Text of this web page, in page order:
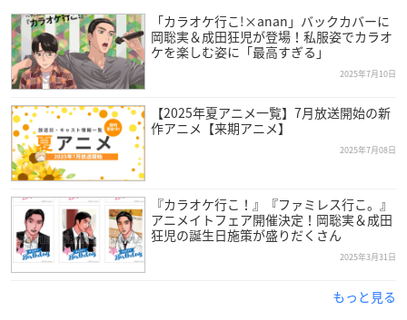
「カラオケ行こ!×anan」バックカバーに
岡聡実＆成田狂児が登場！私服姿でカラオ
ケを楽しむ姿に「最高すぎる」
2025年7月10日
【2025年夏アニメ一覧】7月放送開始の新
作アニメ【来期アニメ】
2025年7月08日
『カラオケ行こ！』『ファミレス行こ。』
アニメイトフェア開催決定！岡聡実＆成田
狂児の誕生日施策が盛りだくさん
2025年3月31日
もっと見る